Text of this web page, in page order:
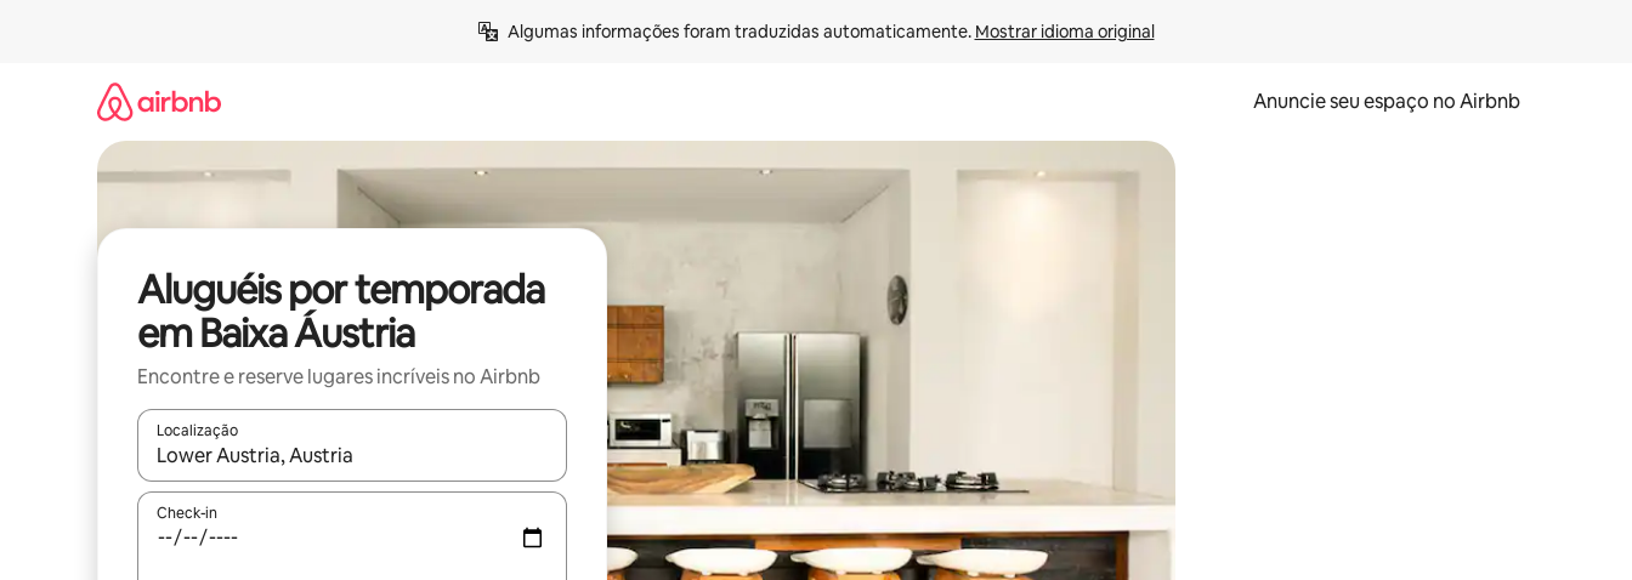
Algumas informações foram traduzidas automaticamente. Mostrar idioma original
Anuncie seu espaço no Airbnb
Aluguéis por temporada
em Baixa Áustria
Encontre e reserve lugares incríveis no Airbnb
Localização
Quando os resultados estiverem disponíveis, explore-os usando as seta para cima e para baixo do teclado ou tocando e deslizando o dedo na tela.
Check-in